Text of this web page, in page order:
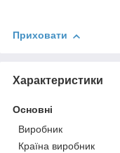
Приховати
Характеристики
Основні
Виробник
Країна виробник